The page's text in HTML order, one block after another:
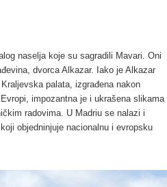
naselja koje su sagradili Mavari. Oni
dvorca Alkazar. Iako je Alkazar
palata, izgrađena nakon
impozantna je i ukrašena slikama
radovima. U Madriu se nalazi i
objedninjuje nacionalnu i evropsku